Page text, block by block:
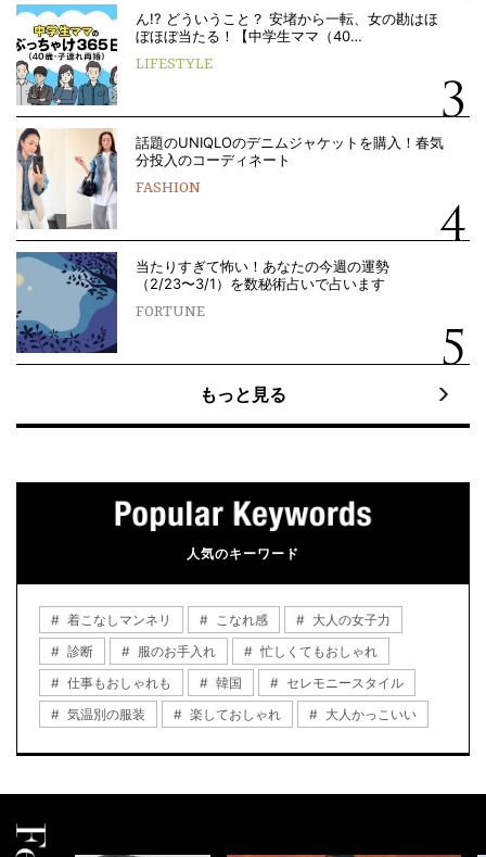
ん!? どういうこと？ 安堵から一転、女の勘はほ
ぼほぼ当たる！【中学生ママ（40…
LIFESTYLE
話題のUNIQLOのデニムジャケットを購入！春気
分投入のコーディネート
FASHION
当たりすぎて怖い！あなたの今週の運勢
（2/23〜3/1）を数秘術占いで占います
FORTUNE
もっと見る
人気のキーワード
着こなしマンネリ こなれ感
大人の女子力
診断
服のお手入れ
忙しくてもおしゃれ
仕事もおしゃれも
韓国
セレモニースタイル
気温別の服装
楽しておしゃれ 大人かっこいい